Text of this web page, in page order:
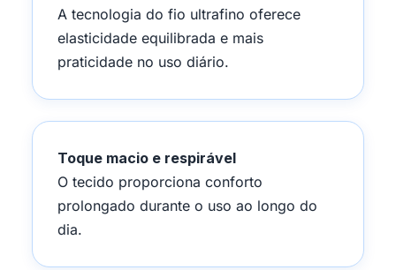
A tecnologia do fio ultrafino oferece
elasticidade equilibrada e mais
praticidade no uso diário.
Toque macio e respirável
O tecido proporciona conforto
prolongado durante o uso ao longo do
dia.